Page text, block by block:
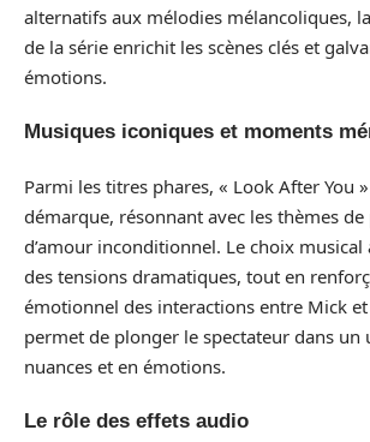
alternatifs aux mélodies mélancoliques,
de la série enrichit les scènes clés et
émotions.
Musiques iconiques et moments
Parmi les titres phares, « Look After You
démarque, résonnant avec les thèmes
d’amour inconditionnel. Le choix musical
des tensions dramatiques, tout en
émotionnel des interactions entre Mick et
permet de plonger le spectateur dans un
nuances et en émotions.
Le rôle des effets audio